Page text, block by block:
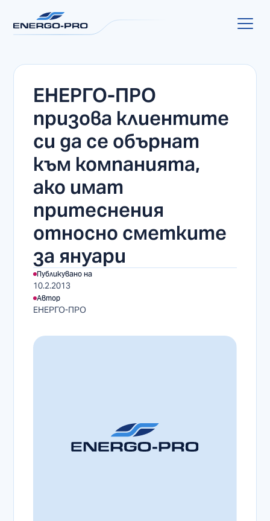
ЕНЕРГО-ПРО
призова клиентите
си да се обърнат
към компанията,
ако имат
притеснения
относно сметките
за януари
Публикувано на
10.2.2013
Автор
ЕНЕРГО-ПРО